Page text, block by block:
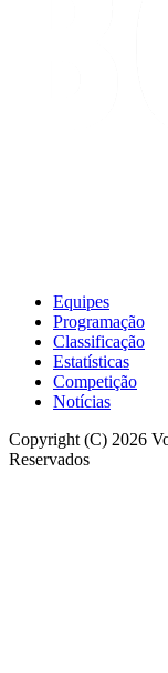
Equipes
Programação
Classificação
Estatísticas
Competição
Notícias
Copyright (C) 2026
Reservados